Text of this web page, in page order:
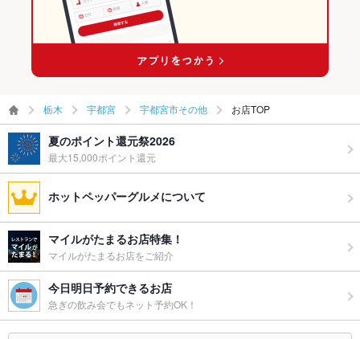
－
栃木 宇都宮 宇都宮市その他 お店TOP
夏のポイント還元祭2026
最大15,000ポイント還元
ホットペッパーグルメについて
マイルがたまるお店特集！
マイルがたまるお店をご紹介
今日明日予約できるお店
急ぎの飲み会でもネット予約OK！